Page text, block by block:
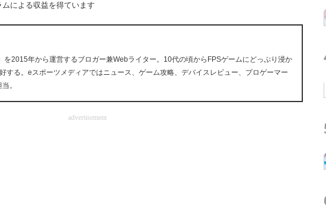
による収益を得ています
を2015年から運営するブロガー兼Webライター。10代の頃からFPSゲームにどっぷり浸か
する。eスポーツメディアではニュース、ゲーム攻略、デバイスレビュー、プロゲーマー
。
advertisement